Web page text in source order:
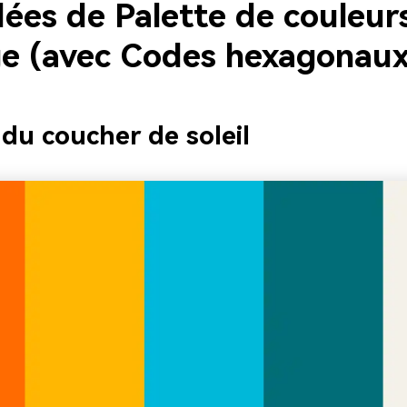
de Palette de
(avec Codes
coucher de soleil